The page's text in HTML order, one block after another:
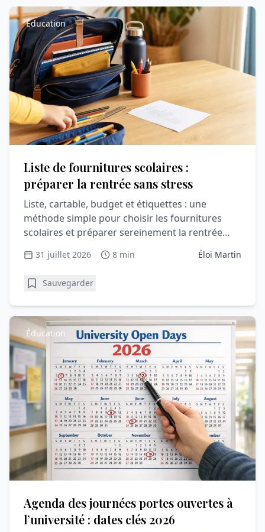
Éducation
Liste de fournitures scolaires :
préparer la rentrée sans stress
Liste, cartable, budget et étiquettes : une
méthode simple pour choisir les fournitures
scolaires et préparer sereinement la rentrée
31 juillet 2026 8 min Éloi Martin
Sauvegarder
Éducation
Agenda des journées portes ouvertes à
l’université : dates clés 2026